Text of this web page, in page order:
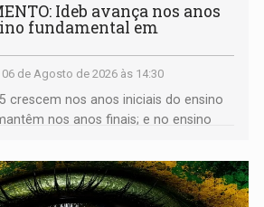
Ideb avança nos anos
fundamental em
06 de Agosto de 2026 às 14:30
crescem nos anos iniciais do ensino
nos anos finais; e no ensino